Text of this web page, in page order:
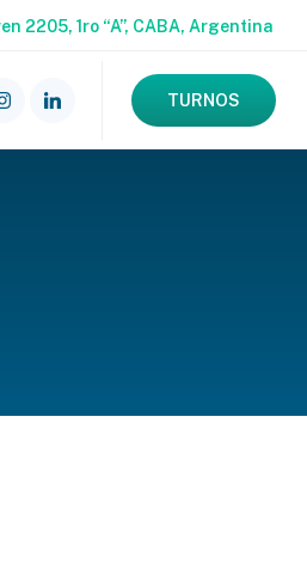
2205, 1ro “A”, CABA, Argentina
TURNOS